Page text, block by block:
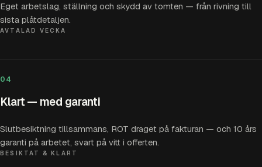
Eget arbetslag, ställning och skydd av tomten — från rivning till
sista plåtdetaljen.
AVTALAD VECKA
04
Klart — med garanti
Slutbesiktning tillsammans, ROT draget på fakturan — och 10 års
garanti på arbetet, svart på vitt i offerten.
BESIKTAT & KLART